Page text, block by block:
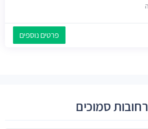
פרטים נוספים
רחובות סמוכים